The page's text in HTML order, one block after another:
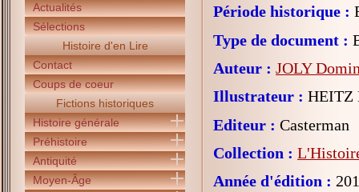
Actualités
Sélections
Histoire d'en Lire
Contact
Coups de coeur
Fictions historiques
Histoire générale
Préhistoire
Antiquité
Moyen-Âge
Période historique :
Type de document :
Auteur : JOLY
Illustrateur : HEITZ
Editeur : Casterman
Collection :
Année d'édition :